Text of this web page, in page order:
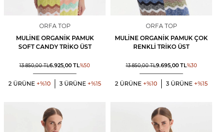
ORFA TOP
MULINE ORGANIK PAMUK
SOFT CANDY TRIKO ÜST
13.850,00TL6.925,00 TL%50
ORFA TOP
MULINE ORGANIK PAMUK ÇOK
RENKLI TRIKO ÜST
13.850,00TL9.695,00TL%30